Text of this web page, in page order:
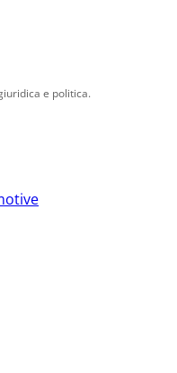
e politica.